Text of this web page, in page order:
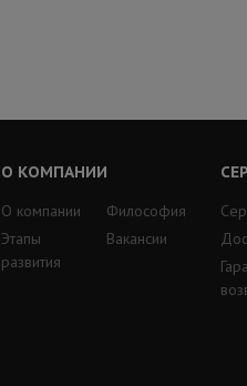
О КОМПАНИИ
О компании
Этапы
развития
Философия
Вакансии